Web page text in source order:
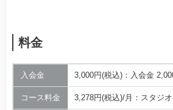
料金
入会金 3,000円(税込)：入会金
コース料金 3,278円(税込)/月：スタジ